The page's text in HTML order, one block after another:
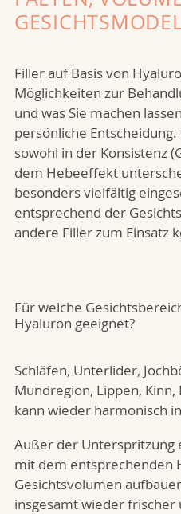
Filler auf Basis von
Möglichkeiten zur
und was Sie machen
persönliche
sowohl in der Konsistenz
dem Hebeeffekt
besonders vielfältig
entsprechend der
andere Filler zum Einsatz
Für welche
Hyaluron geeignet?
Schläfen, Unterlider,
Mundregion, Lippen,
kann wieder harmonisch
Außer der Unterspritzung
mit dem entsprechenden
Gesichtsvolumen
insgesamt wieder frischer